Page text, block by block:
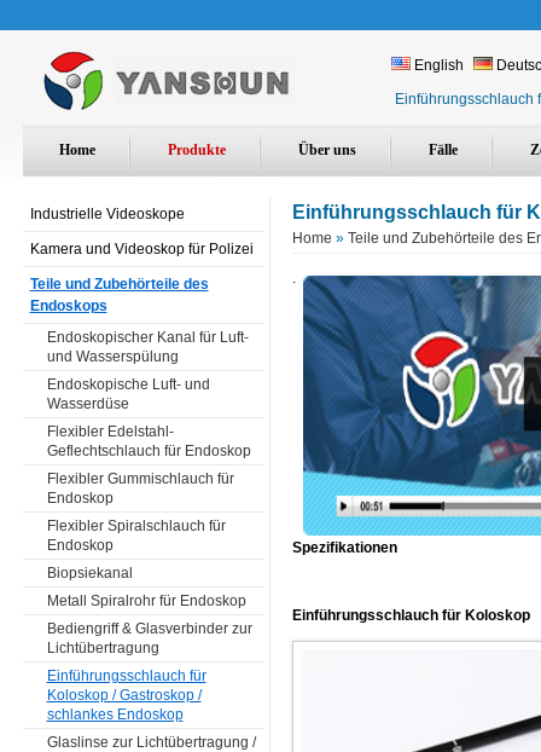
English
Einführungsschlauch
Home Produkte Über uns Fälle
Industrielle Videoskope
Kamera und Videoskop für Polizei
Teile und Zubehörteile des
Endoskops
Endoskopischer Kanal für Luft-
und Wasserspülung
Endoskopische Luft- und
Wasserdüse
Flexibler Edelstahl-
Geflechtschlauch für Endoskop
Flexibler Gummischlauch für
Endoskop
Flexibler Spiralschlauch für
Endoskop
Biopsiekanal
Metall Spiralrohr für Endoskop
Bediengriff & Glasverbinder zur
Lichtübertragung
Einführungsschlauch für
Koloskop / Gastroskop /
schlankes Endoskop
Glaslinse zur Lichtübertragung /
Einführungsschlauch für
Home » Teile und Zubehörteile des
.
Spezifikationen
Einführungsschlauch für Koloskop